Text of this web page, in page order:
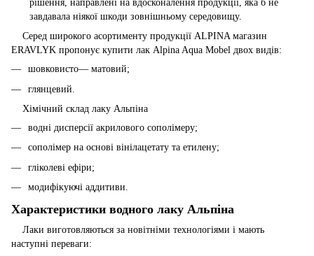
рішення, направлені на вдосконалення продукції, яка б не
завдавала ніякої шкоди зовнішньому середовищу.
Серед широкого асортименту продукції ALPINA магазин
ERAVLYK пропонує купити лак Alpina Aqua Mobel двох видів:
шовковисто— матовий;
глянцевий.
Хімічний склад лаку Альпіна
водні дисперсії акрилового сополімеру;
сополімер на основі вінілацетату та етилену;
гліколеві ефіри;
модифікуючі аддитиви.
Характеристики водного лаку Альпіна
Лаки виготовляються за новітніми технологіями і мають
наступні переваги: